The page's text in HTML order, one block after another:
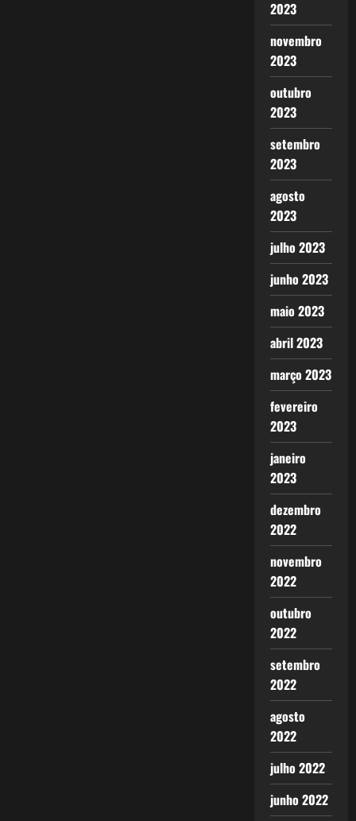
2023
novembro
2023
outubro
2023
setembro
2023
agosto
2023
julho 2023
junho 2023
maio 2023
abril 2023
março 2023
fevereiro
2023
janeiro
2023
dezembro
2022
novembro
2022
outubro
2022
setembro
2022
agosto
2022
julho 2022
junho 2022